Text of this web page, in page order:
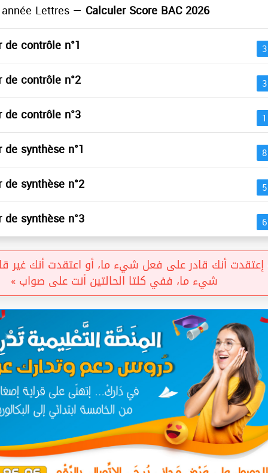
Lettres — Calculer Score BAC 2026
de contrôle n°1
3
de contrôle n°2 3
de contrôle n°3 1
de synthèse n°1 8
de synthèse n°2 5
de synthèse n°3 6
إعتقدت أنك قادر على فعل شيء ما، أو اعتقدت أنك غير
شيء ما، ففي كلتا الحالتين أنت على صواب »